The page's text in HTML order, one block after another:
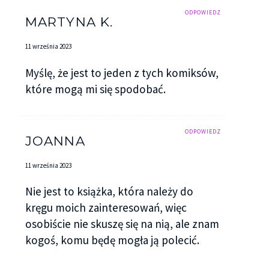
ODPOWIEDZ
MARTYNA K.
11 września 2023
Myślę, że jest to jeden z tych komiksów,
które mogą mi się spodobać.
ODPOWIEDZ
JOANNA
11 września 2023
Nie jest to książka, która należy do
kręgu moich zainteresowań, więc
osobiście nie skuszę się na nią, ale znam
kogoś, komu będę mogła ją polecić.